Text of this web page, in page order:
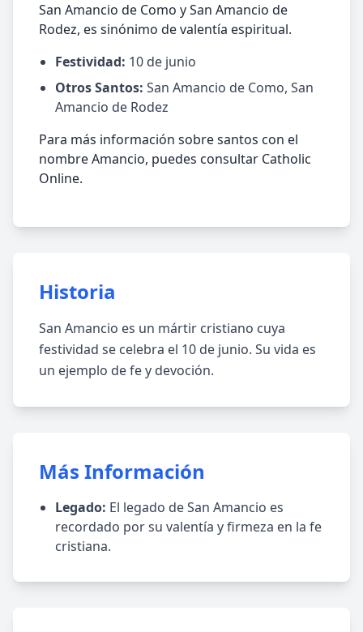
San Amancio de Como y San Amancio de
Rodez, es sinónimo de valentía espiritual.
Festividad: 10 de junio
Otros Santos: San Amancio de Como, San
Amancio de Rodez
Para más información sobre santos con el
nombre Amancio, puedes consultar Catholic
Online.
Historia
San Amancio es un mártir cristiano cuya
festividad se celebra el 10 de junio. Su vida es
un ejemplo de fe y devoción.
Más Información
Legado: El legado de San Amancio es
recordado por su valentía y firmeza en la fe
cristiana.